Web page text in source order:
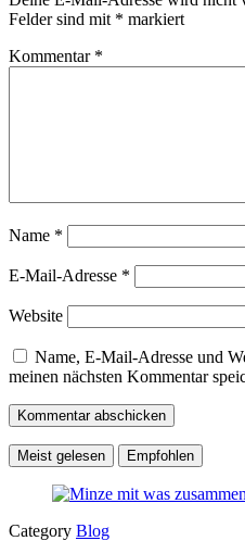
Felder sind mit * markiert
Kommentar *
Name *
E-Mail-Adresse *
Website
Name, E-Mail-Adresse und
meinen nächsten Kommentar
Meist gelesen Empfohlen
Category Blog